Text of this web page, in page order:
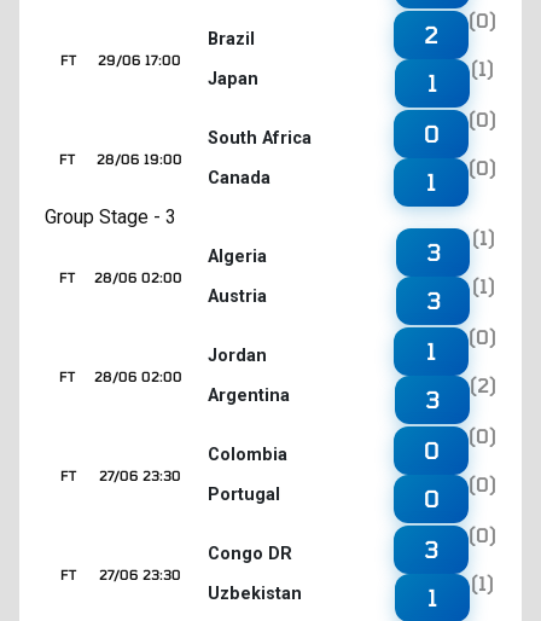
29/06 17:00
FT
Brazil
Japan
2
(0)
1
(1)
28/06 19:00
FT
South Africa
Canada
0
(0)
1
(0)
Group Stage - 3
28/06 02:00
FT
Algeria
Austria
3
(1)
3
(1)
28/06 02:00
FT
Jordan
Argentina
1
(0)
3
(2)
27/06 23:30
FT
Colombia
Portugal
0
(0)
0
(0)
27/06 23:30
FT
Congo DR
Uzbekistan
3
(0)
1
(1)